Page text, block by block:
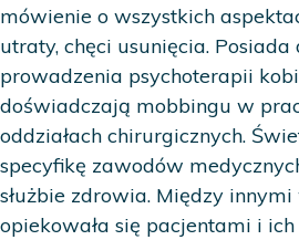
mówienie o wszystkich
utraty, chęci usunięcia.
prowadzenia psychoterapii
doświadczają mobbingu w
oddziałach chirurgicznych.
specyfikę zawodów
służbie zdrowia. Między
opiekowała się pacjentami i